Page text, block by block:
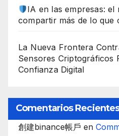
IA en las empresas: el
compartir más de lo que
La Nueva Frontera
Sensores Criptográficos
Confianza Digital
Comentarios
創建binance帳戶 en